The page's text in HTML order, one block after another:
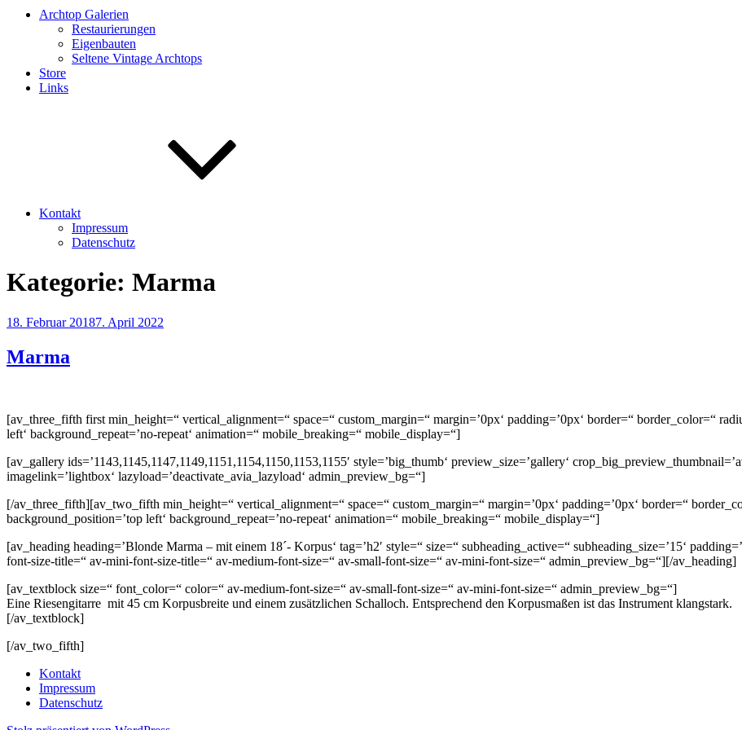
Archtop Galerien
Restaurierungen
Eigenbauten
Seltene Vintage Archtops
Store
Links
Kontakt
Impressum
Datenschutz
Kategorie: Marma
Veröffentlicht
18. Februar 20187. April 2022
Marma
[av_three_fifth first min_height=“ vertical_alignment=“ space=“ custom_margin=“ margin=’0px‘ padding=’0px‘ border=“ border_color=“
left‘ background_repeat=’no-repeat‘ animation=“ mobile_breaking=“ mobile_display=“]
[av_gallery ids=’1143,1145,1147,1149,1151,1154,1150,1153,1155′ style=’big_thumb‘ preview_size=’gallery‘
imagelink=’lightbox‘ lazyload=’deactivate_avia_lazyload‘ admin_preview_bg=“]
[/av_three_fifth][av_two_fifth min_height=“ vertical_alignment=“ space=“ custom_margin=“ margin=’0px‘ padding=’0px‘ border=“
background_position=’top left‘ background_repeat=’no-repeat‘ animation=“ mobile_breaking=“ mobile_display=“]
[av_heading heading=’Blonde Marma – mit einem 18´- Korpus‘ tag=’h2′ style=“ size=“ subheading_active=“ subheading_size=’15‘
font-size-title=“ av-mini-font-size-title=“ av-medium-font-size=“ av-small-font-size=“ av-mini-font-size=“ admin_preview_bg=“][/av_heading]
[av_textblock size=“ font_color=“ color=“ av-medium-font-size=“ av-small-font-size=“ av-mini-font-size=“ admin_preview_bg=“]
Eine Riesengitarre mit 45 cm Korpusbreite und einem zusätzlichen Schalloch. Entsprechend den Korpusmaßen ist das Instrument klangstark.
[/av_textblock]
[/av_two_fifth]
Kontakt
Impressum
Datenschutz